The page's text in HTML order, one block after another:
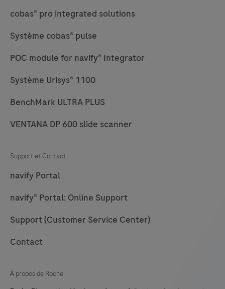
cobas® pro integrated solutions
Système cobas® pulse
POC module for navify® Integrator
Système Urisys® 1100
BenchMark ULTRA PLUS
VENTANA DP 600 slide scanner
Support et Contact
navify Portal
navify® Portal: Online Support
Support (Customer Service Center)
Contact
À propos de Roche